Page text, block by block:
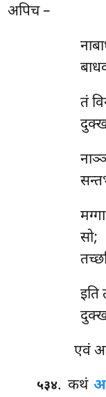
अपिच –
तं
सो;
इति
एवं
५३४. कथं